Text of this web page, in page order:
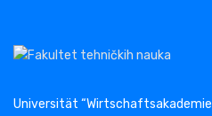
Universität